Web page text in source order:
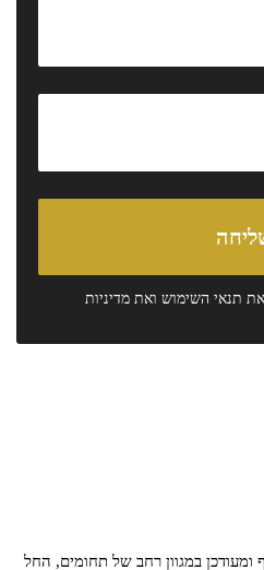
תנאי השימוש ואת מדיניות
במגוון רחב של תחומים, החל